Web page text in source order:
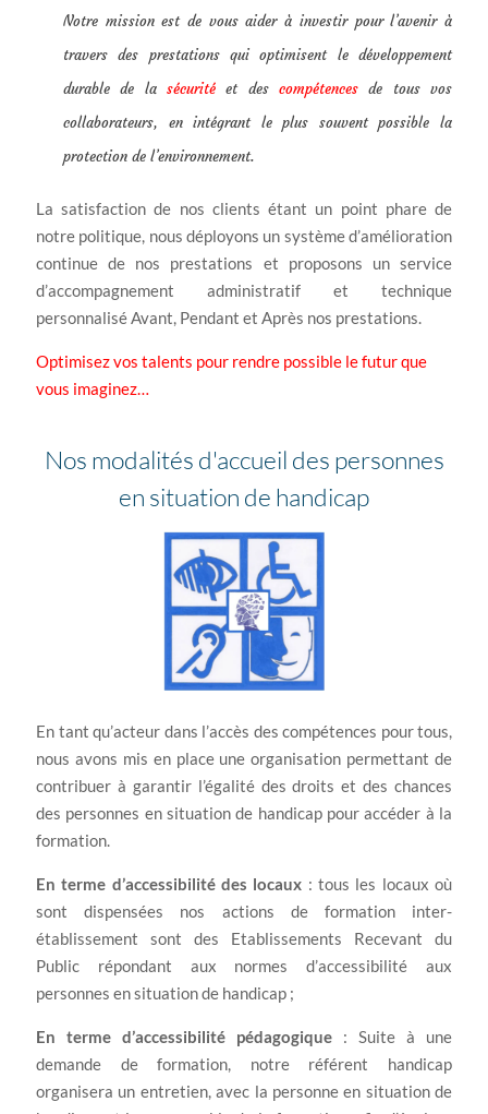
Notre mission est de vous aider à investir pour l’avenir à
travers des prestations qui optimisent le développement
durable de la sécurité et des compétences de tous vos
collaborateurs, en intégrant le plus souvent possible la
protection de l’environnement.
La satisfaction de nos clients étant un point phare de
notre politique, nous déployons un système d’amélioration
continue de nos prestations et proposons un service
d’accompagnement administratif et technique
personnalisé Avant, Pendant et Après nos prestations.
Optimisez vos talents pour rendre possible le futur que
vous imaginez…
Nos modalités d'accueil des personnes
en situation de handicap
En tant qu’acteur dans l’accès des compétences pour tous,
nous avons mis en place une organisation permettant de
contribuer à garantir l’égalité des droits et des chances
des personnes en situation de handicap pour accéder à la
formation.
En terme d’accessibilité des locaux : tous les locaux où
sont dispensées nos actions de formation inter-
établissement sont des Etablissements Recevant du
Public répondant aux normes d’accessibilité aux
personnes en situation de handicap ;
En terme d’accessibilité pédagogique : Suite à une
demande de formation, notre référent handicap
organisera un entretien, avec la personne en situation de